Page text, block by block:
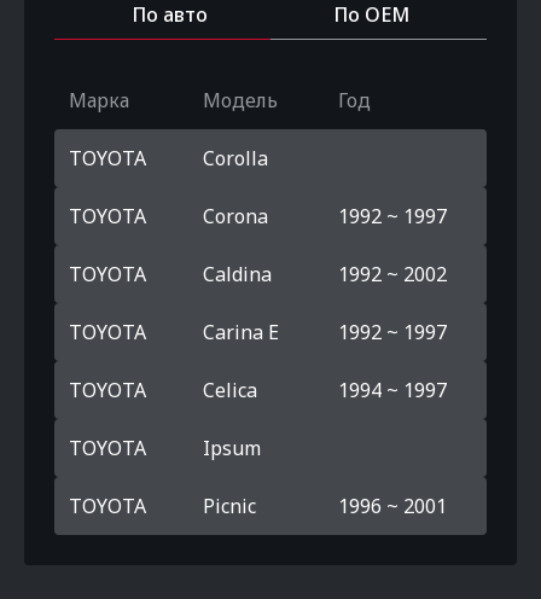
По авто По OEM
Марка Модель Год
TOYOTA Corolla
TOYOTA Corona 1992 ~ 1997
TOYOTA Caldina 1992 ~ 2002
TOYOTA Carina E 1992 ~ 1997
TOYOTA Celica 1994 ~ 1997
TOYOTA Ipsum
TOYOTA Picnic 1996 ~ 2001